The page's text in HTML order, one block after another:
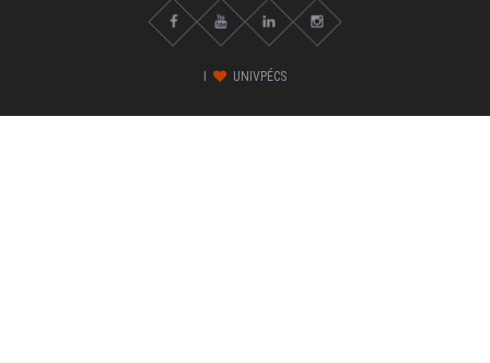
I UNIVPÉCS